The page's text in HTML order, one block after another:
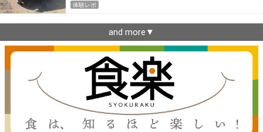
体験レポ
and more▼